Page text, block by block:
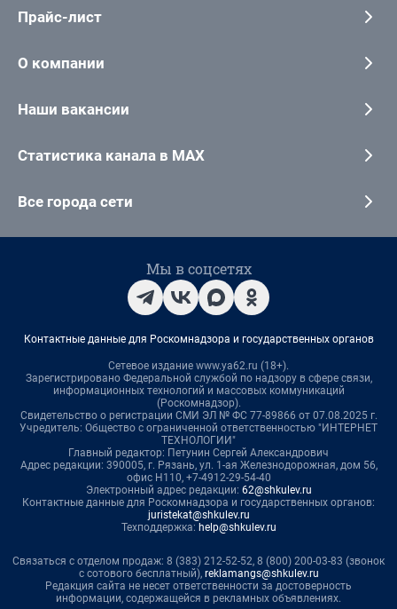
Прайс-лист
О компании
Наши вакансии
Статистика канала в MAX
Все города сети
Мы в соцсетях
Контактные данные для Роскомнадзора и государственных органов
Сетевое издание www.ya62.ru (18+).
Зарегистрировано Федеральной службой по надзору в сфере связи,
информационных технологий и массовых коммуникаций
(Роскомнадзор).
Свидетельство о регистрации СМИ ЭЛ № ФС 77-89866 от 07.08.2025 г.
Учредитель: Общество с ограниченной ответственностью "ИНТЕРНЕТ
ТЕХНОЛОГИИ"
Главный редактор: Петунин Сергей Александрович
Адрес редакции: 390005, г. Рязань, ул. 1-ая Железнодорожная, дом 56,
офис Н110, +7-4912-29-54-40
Электронный адрес редакции: 62@shkulev.ru
Контактные данные для Роскомнадзора и государственных органов:
juristekat@shkulev.ru
Техподдержка: help@shkulev.ru
Связаться с отделом продаж: 8 (383) 212-52-52, 8 (800) 200-03-83 (звонок
с сотового бесплатный), reklamangs@shkulev.ru
Редакция сайта не несет ответственности за достоверность
информации, содержащейся в рекламных объявлениях.